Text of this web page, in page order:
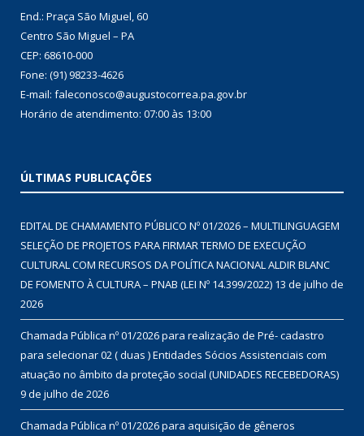
End.: Praça São Miguel, 60
Centro São Miguel – PA
CEP: 68610-000
Fone: (91) 98233-4626
E-mail: faleconosco@augustocorrea.pa.gov.br
Horário de atendimento: 07:00 às 13:00
ÚLTIMAS PUBLICAÇÕES
EDITAL DE CHAMAMENTO PÚBLICO Nº 01/2026 – MULTILINGUAGEM
SELEÇÃO DE PROJETOS PARA FIRMAR TERMO DE EXECUÇÃO
CULTURAL COM RECURSOS DA POLÍTICA NACIONAL ALDIR BLANC
DE FOMENTO À CULTURA – PNAB (LEI Nº 14.399/2022) 13 de julho de
2026
Chamada Pública nº 01/2026 para realização de Pré- cadastro
para selecionar 02 ( duas ) Entidades Sócios Assistenciais com
atuação no âmbito da proteção social (UNIDADES RECEBEDORAS)
9 de julho de 2026
Chamada Pública nº 01/2026 para aquisição de gêneros